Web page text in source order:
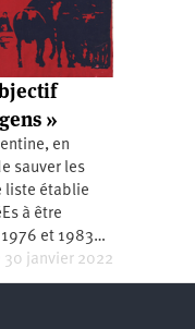
États-
Unis
Continents
Nord
Amérique
latine
»
en
sauver les
liste établie
à être
et 1983…
30 janvier 2022